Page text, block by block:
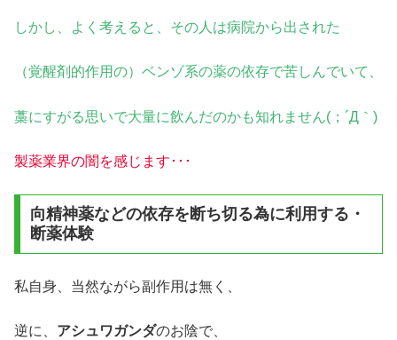
しかし、 よく考えると、その人は病院から出された
（覚醒剤的作用の）ベンゾ系の薬の依存で苦しんでいて、
藁にすがる思いで大量に飲んだのかも知れません(；´Д｀)
製薬業界の闇を感じます･･･
向精神薬などの依存を断ち切る為に利用する・
断薬体験
私自身、当然ながら副作用は無く、
逆に、 アシュワガンダのお陰で、